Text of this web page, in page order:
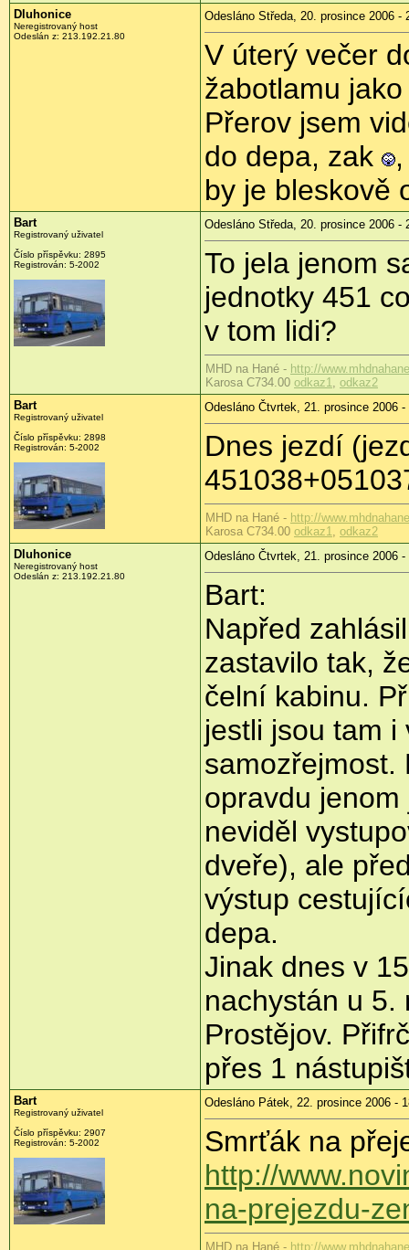
Dluhonice
Neregistrovaný host
Odeslán z: 213.192.21.80
Odesláno Středa, 20. prosince 2006 -
V úterý večer
žabotlamu
Přerov jsem
do depa, zak
by je bleskově
Bart
Registrovaný uživatel
Číslo příspěvku: 2895
Registrován: 5-2002
Odesláno Středa, 20. prosince 2006 -
To jela jenom
jednotky 451
v tom lidi?
MHD na Hané - http://
Karosa C734.00 odkaz1, odkaz2
Bart
Registrovaný uživatel
Číslo příspěvku: 2898
Registrován: 5-2002
Odesláno Čtvrtek, 21. prosince 2006 -
Dnes jezdí
MHD na Hané - http://
Karosa C734.00 odkaz1, odkaz2
Dluhonice
Neregistrovaný host
Odeslán z: 213.192.21.80
Odesláno Čtvrtek, 21. prosince 2006 -
Bart:
Napřed
zastavilo tak,
čelní kabinu.
jestli jsou tam i
samozřejmost.
opravdu
neviděl
dveře), ale
výstup
depa.
Jinak dnes v
nachystán u 5.
Prostějov.
přes 1
Bart
Registrovaný uživatel
Číslo příspěvku: 2907
Registrován: 5-2002
Odesláno Pátek, 22. prosince 2006 -
Smrťák na
http://
na-prejezdu-
MHD na Hané - http://